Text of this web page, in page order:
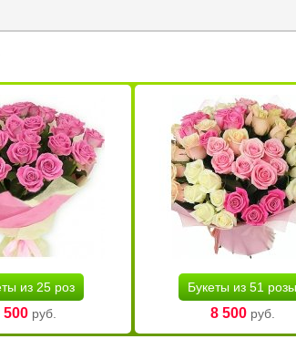
из 25 роз
500 руб.
Букеты из 51 розы
8 500руб.